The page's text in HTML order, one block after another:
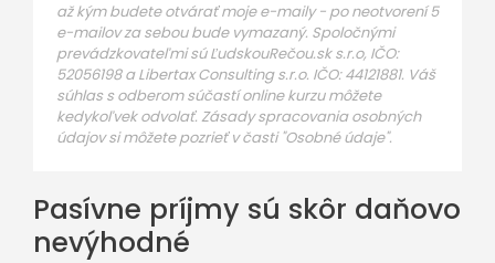
až kým budete otvárať moje e-maily - po neotvorení 5
e-mailov za sebou bude vymazaný. Spoločnými
prevádzkovateľmi sú ĽudskouRečou.sk s.r.o, IČO:
52056198 a Libertax Consulting s.r.o. IČO: 44121881. Váš
súhlas s odberom súčastí online kurzu môžete
kedykoľvek odvolať. Zásady spracovania osobných
údajov si môžete pozrieť v časti "Osobné údaje".
Pasívne príjmy sú skôr daňovo
nevýhodné